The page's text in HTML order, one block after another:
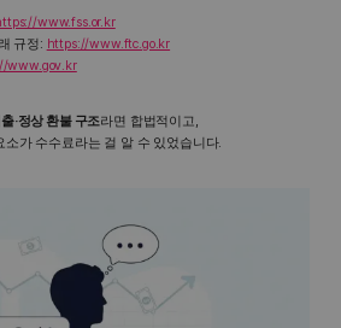
www.fss.or.kr
규정: https://www.ftc.go.kr
www.gov.kr
·정상 환불 구조라면 합법적이고,
가 수수료라는 걸 알 수 있었습니다.